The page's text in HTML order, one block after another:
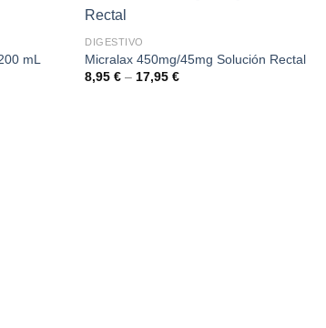
mL
DIGESTIVO
Micralax 450mg/45mg Solución Rectal
8,95€ – 17,95€